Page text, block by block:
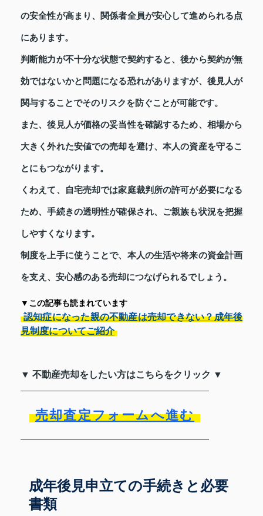
の安全性が高まり、関係者全員が安心して進められる点
にあります。
判断能力が不十分な状態で契約すると、後から契約が無
効ではないかと問題になる恐れがありますが、後見人が
関与することでそのリスクを防ぐことが可能です。
また、後見人が価格の妥当性を確認するため、相場から
大きく外れた安値での売却を避け、本人の資産を守るこ
とにもつながります。
くわえて、自宅売却では家庭裁判所の許可が必要になる
ため、手続きの透明性が確保され、ご親族も状況を把握
しやすくなります。
制度を上手に使うことで、本人の生活や将来の資金計画
を支え、安心感のある売却につなげられるでしょう。
▼この記事も読まれています
認知症になった親の不動産は売却できない？成年後
見制度についてご紹介
▼ 不動産売却をしたい方はこちらをクリック ▼
売却査定フォームへ進む
成年後見申立ての手続きと必要
書類